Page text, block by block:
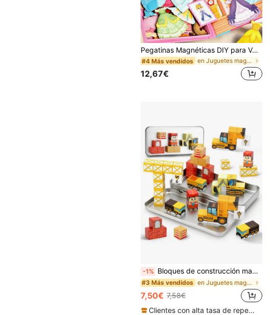
Pegatinas Magnéticas DIY para Vestirse y Libro de Aprendizaje, Juguete Educativo Magnético para Vestirse, Juego de Inteligencia para Niños, Juego de Rol con Cambio de Cara, Escena de Vestirse de Princesa de Transporte, Juego Educativo Magnético para Vestirse, Juego Educativo de Inteligencia para Niños, Escena de Vestirse de Princesa de Transporte de Carrera, Adecuado para Viajes, Adecuado para Niños y Niñas de 3-6 Años, Regalo de Cumpleaños, Regalo de Fiesta, Regalo de Vacaciones
#4 Más vendidos en Juguetes magnéticos de pesca y clasificación pa
12,67€
-1% Bloques de construcción magnéticos, azulejos magnéticos sensoriales, juego sensorial creativo, juguete de desarrollo de inteligencia, regalo de rompecabezas perfecto para niños de 3+ años, colores de accesorios aleatorios, aprendizaje STEM
#3 Más vendidos en Juguetes magnéticos de pesca y clasificación pa
7,50€ 7,58€
Clientes con alta tasa de repetición